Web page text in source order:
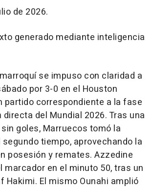
de 2026.
generado mediante inteligencia
se impuso con claridad a
por 3-0 en el Houston
partido correspondiente a la fase
del Mundial 2026. Tras una
goles, Marruecos tomó la
tiempo, aprovechando la
posesión y remates. Azzedine
marcador en el minuto 50, tras un
Hakimi. El mismo Ounahi amplió